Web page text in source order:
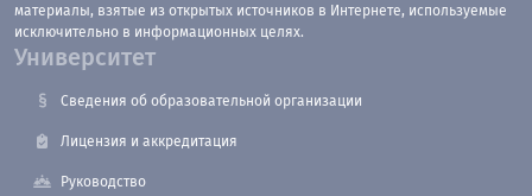
материалы, взятые из открытых источников в Интернете, используемые
исключительно в информационных целях.
Университет
Сведения об образовательной организации
Лицензия и аккредитация
Руководство